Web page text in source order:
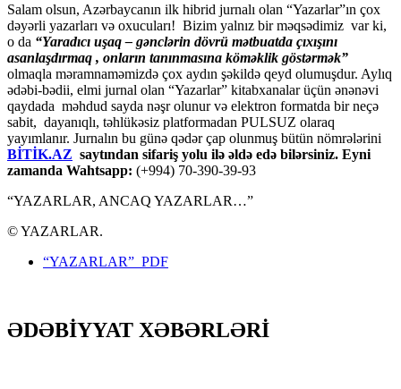
Salam olsun, Azərbaycanın ilk hibrid jurnalı olan “Yazarlar”ın çox
dəyərli yazarları və oxucuları! Bizim yalnız bir məqsədimiz var ki,
o da “Yaradıcı uşaq – gәnclәrin dövrü mәtbuatda çıxışını
asanlaşdırmaq , onların tanınmasına kömәklik göstәrmәk”
olmaqla məramnaməmizdə çox aydın şəkildə qeyd olumuşdur. Aylıq
ədəbi-bədii, elmi jurnal olan “Yazarlar” kitabxanalar üçün ənənəvi
qaydada məhdud sayda nəşr olunur və elektron formatda bir neçə
sabit, dayanıqlı, təhlükəsiz platformadan PULSUZ olaraq
yayımlanır. Jurnalın bu günə qədər çap olunmuş bütün nömrələrini
BİTİK.AZ saytından sifariş yolu ilə əldə edə bilərsiniz. Eyni
zamanda Wahtsapp: (+994) 70-390-39-93
“YAZARLAR, ANCAQ YAZARLAR…”
© YAZARLAR.
“YAZARLAR” PDF
ƏDƏBİYYAT XƏBƏRLƏRİ